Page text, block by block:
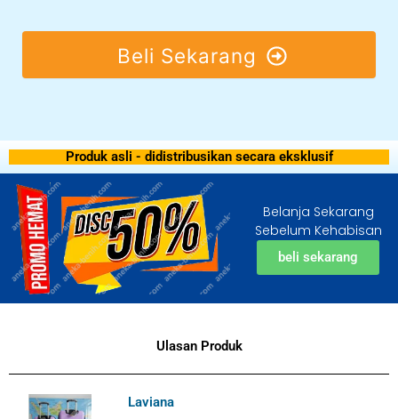
Beli Sekarang
Produk asli - didistribusikan secara eksklusif
Belanja Sekarang
Sebelum Kehabisan
beli sekarang
Ulasan Produk
Laviana